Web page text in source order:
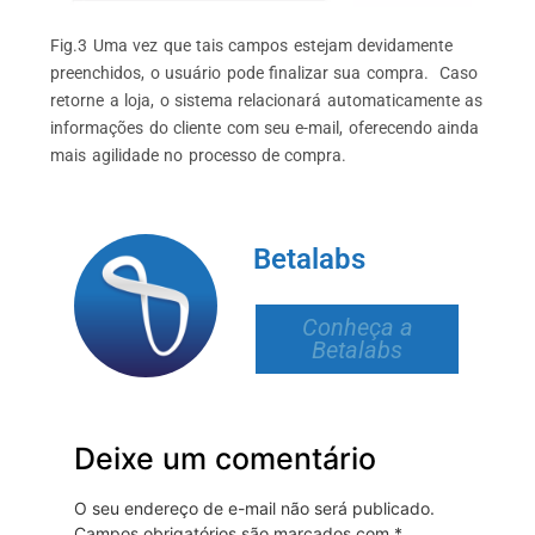
Fig.3 Uma vez que tais campos estejam devidamente
preenchidos, o usuário pode finalizar sua compra. Caso
retorne a loja, o sistema relacionará automaticamente as
informações do cliente com seu e-mail, oferecendo ainda
mais agilidade no processo de compra.
Betalabs
Conheça a
Betalabs
Deixe um comentário
O seu endereço de e-mail não será publicado.